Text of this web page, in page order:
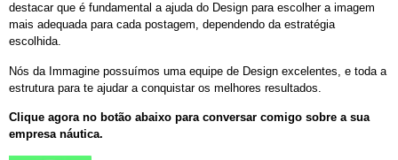
destacar que é fundamental a ajuda do Design para escolher a imagem
mais adequada para cada postagem, dependendo da estratégia
escolhida.
Nós da Immagine possuímos uma equipe de Design excelentes, e toda a
estrutura para te ajudar a conquistar os melhores resultados.
Clique agora no botão abaixo para conversar comigo sobre a sua
empresa náutica.